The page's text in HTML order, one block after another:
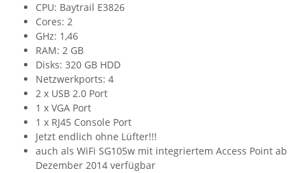
CPU: Baytrail E3826
Cores: 2
GHz: 1,46
RAM: 2 GB
Disks: 320 GB HDD
Netzwerkports: 4
2 x USB 2.0 Port
1 x VGA Port
1 x RJ45 Console Port
Jetzt endlich ohne Lüfter!!!
auch als WiFi SG105w mit integriertem Access Point ab
Dezember 2014 verfügbar